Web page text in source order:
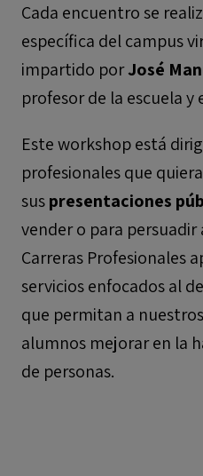
Cada encuentro se
específica del campus
impartido porJosé
profesor de la escuela
Este workshop está
profesionales que
suspresentaciones
vender o para persuadir
Carreras Profesionales
servicios enfocados al
que permitan a
alumnos mejorar en la
de personas.